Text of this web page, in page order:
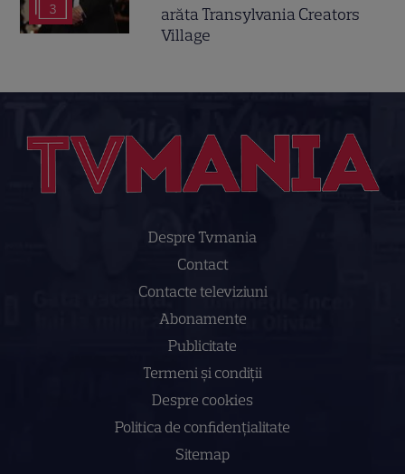
3
arăta Transylvania Creators
Village
Despre Tvmania
Contact
Contacte televiziuni
Abonamente
Publicitate
Termeni și condiții
Despre cookies
Politica de confidenţialitate
Sitemap